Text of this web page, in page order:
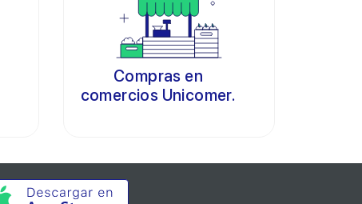
Compras en
comercios Unicomer.